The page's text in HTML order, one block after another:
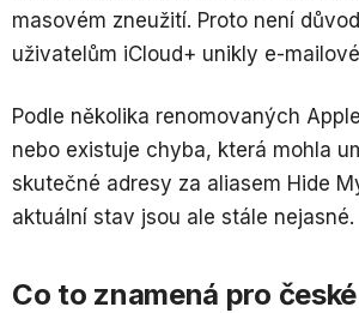
masovém zneužití. Proto není
uživatelům iCloud+ unikly e-
Podle několika renomovaných
nebo existuje chyba, která mohla
skutečné adresy za aliasem Hide
aktuální stav jsou ale stále nejasné.
Co to znamená pro